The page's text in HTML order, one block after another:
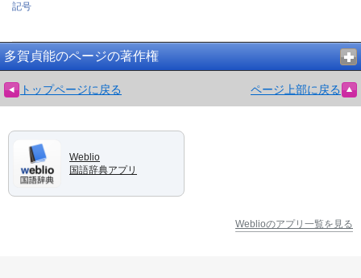
記号
多賀貞能のページの著作権
トップページに戻る ページ上部に戻る
Weblio
国語辞典アプリ
Weblioのアプリ一覧を見る